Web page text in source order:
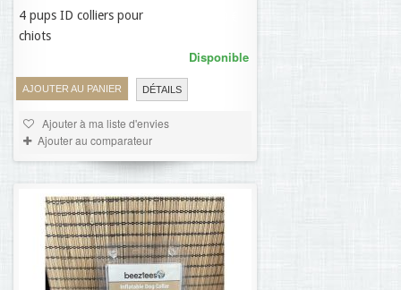
4 pups ID colliers pour
chiots
AJOUTER AU PANIER DÉTAILS
Disponible
Ajouter à ma liste d'envies
Ajouter au comparateur